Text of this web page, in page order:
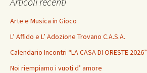
Arte e Musica in Gioco
L’ Affido e L’ Adozione Trovano C.A.S.A.
Calendario Incontri “LA CASA DI ORESTE 2026”
Noi riempiamo i vuoti d’ amore